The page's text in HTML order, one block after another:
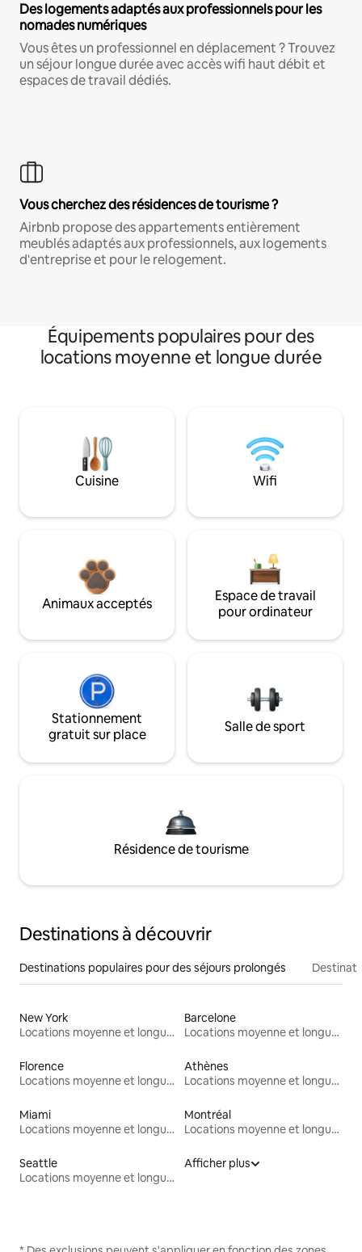
Des logements adaptés aux professionnels pour les
nomades numériques
Vous êtes un professionnel en déplacement ? Trouvez
un séjour longue durée avec accès wifi haut débit et
espaces de travail dédiés.
Vous cherchez des résidences de tourisme ?
Airbnb propose des appartements entièrement
meublés adaptés aux professionnels, aux logements
d'entreprise et pour le relogement.
Équipements populaires pour des
locations moyenne et longue durée
Cuisine Wifi
Animaux acceptés
Espace de travail
pour ordinateur
Stationnement
gratuit sur place
Salle de sport
Résidence de tourisme
Destinations à découvrir
Destinations populaires pour des séjours prolongés
New York
Locations moyenne et longue durée
Barcelone
Locations moyenne et longue durée
Florence
Locations moyenne et longue durée
Athènes
Locations moyenne et longue durée
Miami
Locations moyenne et longue durée
Montréal
Locations moyenne et longue durée
Seattle
Locations moyenne et longue durée
Afficher plus